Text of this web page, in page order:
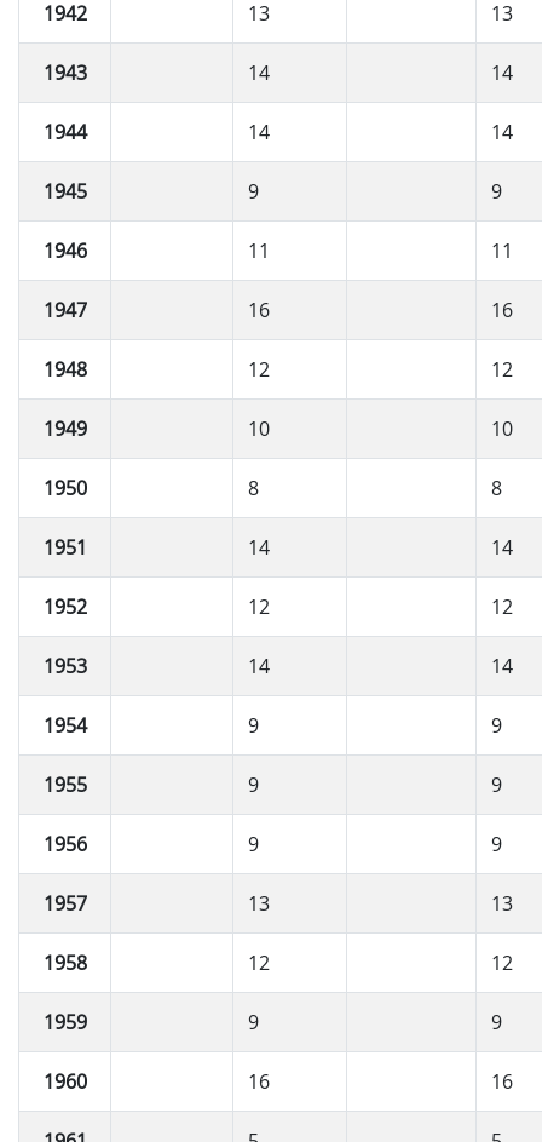
1942 13 13
1943 14 14
1944 14 14
1945 9 9
1946 11 11
1947 16 16
1948 12 12
1949 10 10
1950 8 8
1951 14 14
1952 12 12
1953 14 14
1954 9 9
1955 9 9
1956 9 9
1957 13 13
1958 12 12
1959 9 9
1960 16 16